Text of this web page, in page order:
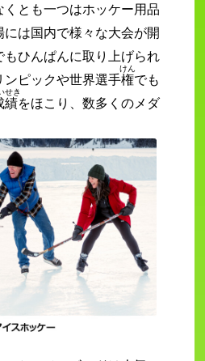
とも一つはホッケー用品
は国内で様々な大会が開
もひんぱんに取り上げられ
ンピックや世界選手権
けん
でも
績
せき
をほこり、数多くのメダ